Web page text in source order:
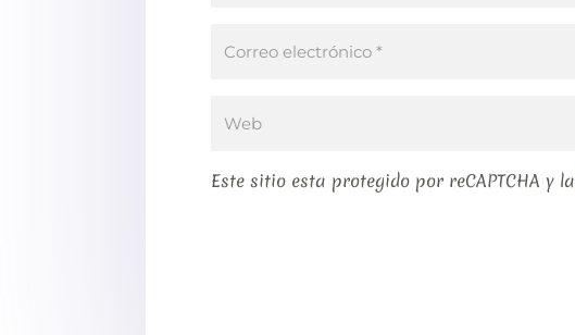
Este sitio esta protegido por reCAPTCHA y la